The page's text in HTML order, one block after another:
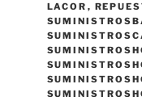
LACOR ,